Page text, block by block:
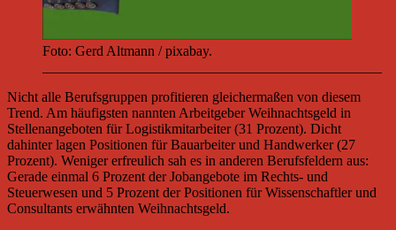
Foto: Gerd Altmann / pixabay.
Nicht alle Berufsgruppen profitieren gleichermaßen von diesem
Trend. Am häufigsten nannten Arbeitgeber Weihnachtsgeld in
Stellenangeboten für Logistikmitarbeiter (31 Prozent). Dicht
dahinter lagen Positionen für Bauarbeiter und Handwerker (27
Prozent). Weniger erfreulich sah es in anderen Berufsfeldern aus:
Gerade einmal 6 Prozent der Jobangebote im Rechts- und
Steuerwesen und 5 Prozent der Positionen für Wissenschaftler und
Consultants erwähnten Weihnachtsgeld.